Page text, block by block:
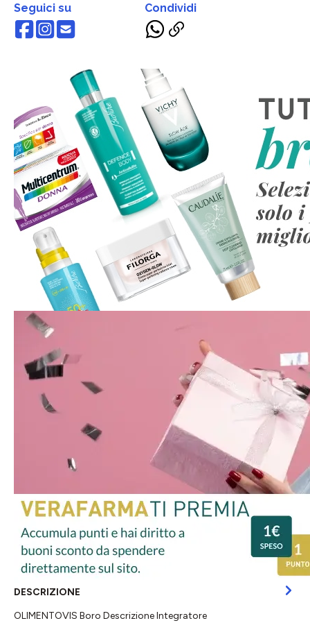
Seguici su Condividi
DESCRIZIONE
OLIMENTOVIS Boro Descrizione Integratore